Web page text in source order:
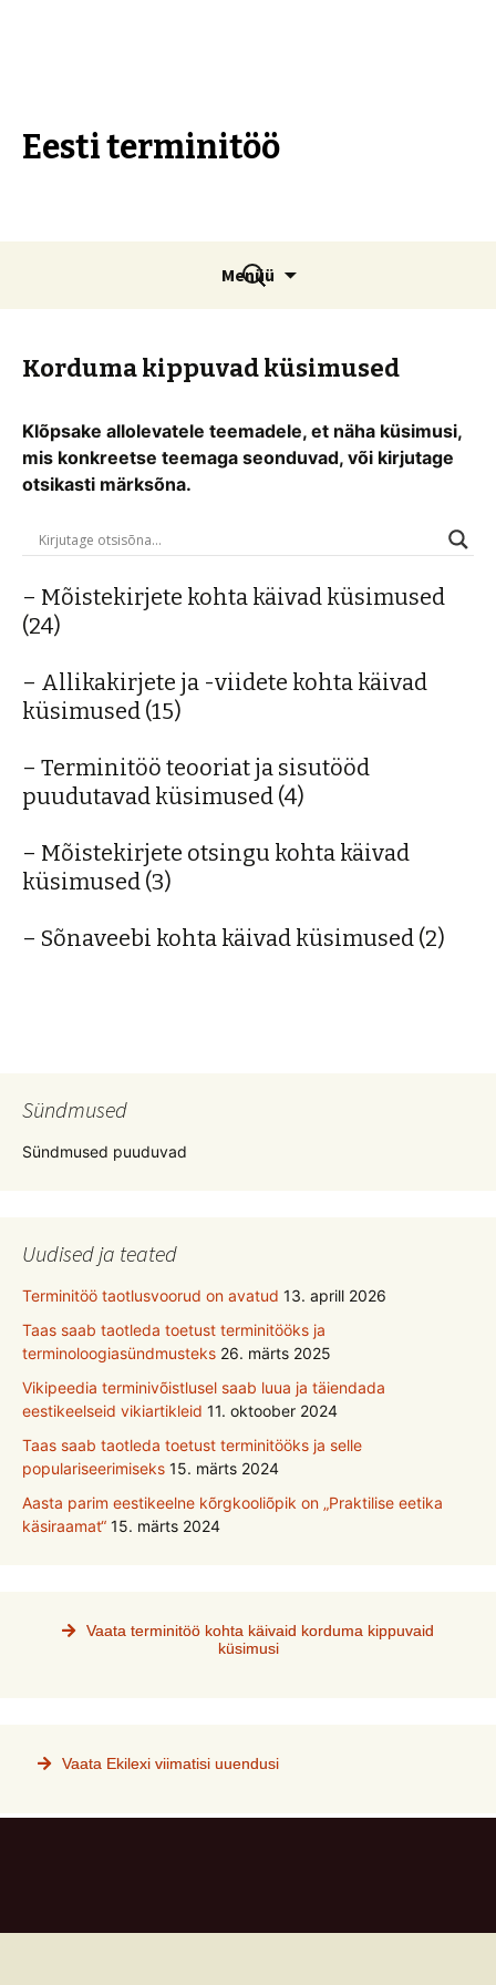
Eesti terminitöö
Menüü
juurde
Otsi:
Korduma kippuvad küsimused
Klõpsake allolevatele teemadele, et näha küsimusi,
mis konkreetse teemaga seonduvad, või kirjutage
otsikasti märksõna.
– Mõistekirjete kohta käivad küsimused
(24)
– Allikakirjete ja -viidete kohta käivad
küsimused (15)
– Terminitöö teooriat ja sisutööd
puudutavad küsimused (4)
– Mõistekirjete otsingu kohta käivad
küsimused (3)
– Sõnaveebi kohta käivad küsimused (2)
Sündmused
Sündmused puuduvad
Uudised ja teated
Terminitöö taotlusvoorud on avatud 13. aprill 2026
Taas saab taotleda toetust terminitööks ja
terminoloogiasündmusteks 26. märts 2025
Vikipeedia terminivõistlusel saab luua ja täiendada
eestikeelseid vikiartikleid 11. oktoober 2024
Taas saab taotleda toetust terminitööks ja selle
populariseerimiseks 15. märts 2024
Aasta parim eestikeelne kõrgkooliõpik on „Praktilise eetika
käsiraamat“ 15. märts 2024
Vaata terminitöö kohta käivaid korduma kippuvaid
küsimusi
Vaata Ekilexi viimatisi uuendusi